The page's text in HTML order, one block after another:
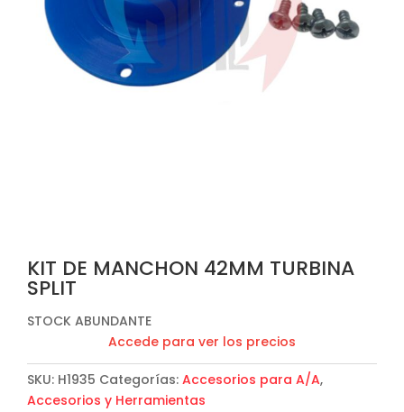
KIT DE MANCHON 42MM TURBINA
SPLIT
STOCK ABUNDANTE
Accede para ver los precios
SKU: H1935 Categorías: Accesorios para A/A,
Accesorios y Herramientas